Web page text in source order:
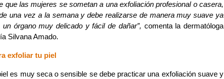
que las mujeres se sometan a una exfoliación profesional o casera,
una vez a la semana y debe realizarse de manera muy suave ya
órgano muy delicado y fácil de dañar”, comenta la dermatóloga
Silvana Amado.
exfoliar tu piel
es muy seca o sensible se debe practicar una exfoliación suave y